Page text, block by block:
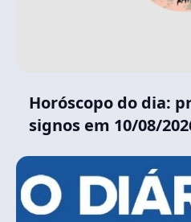
Horóscopo do dia:
signos em 10/08/